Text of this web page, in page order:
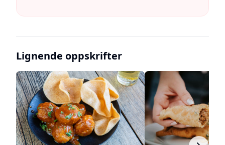
Lignende oppskrifter